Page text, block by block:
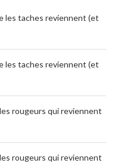
les taches reviennent (et
les taches reviennent (et
rougeurs qui reviennent
rougeurs qui reviennent